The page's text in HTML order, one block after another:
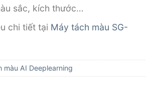
sắc, kích thước…
chi tiết tại Máy tách màu SG-
màu AI Deeplearning